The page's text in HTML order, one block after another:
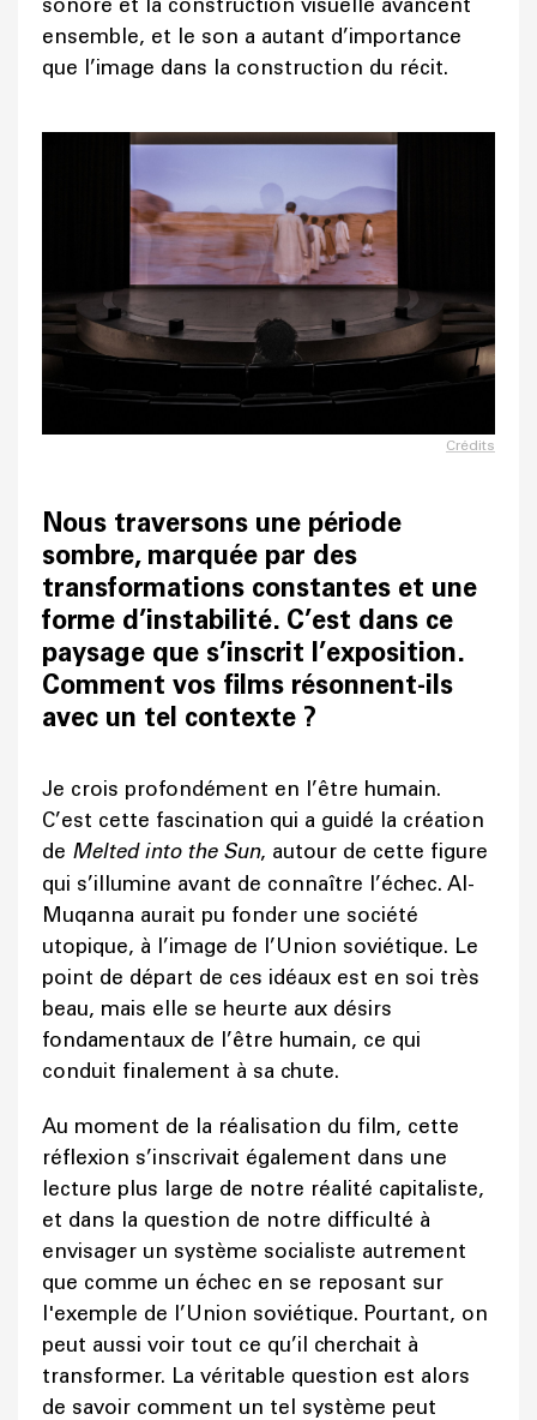
ensemble, et le son a autant d’importance
que l’image dans la construction du récit.
Crédits
Nous traversons une période
sombre, marquée par des
transformations constantes et une
forme d’instabilité. C’est dans ce
paysage que s’inscrit l’exposition.
Comment vos films résonnent-ils
avec un tel contexte ?
Je crois profondément en l’être humain.
C’est cette fascination qui a guidé la création
de Melted into the Sun, autour de cette figure
qui s’illumine avant de connaître l’échec. Al-
Muqanna aurait pu fonder une société
utopique, à l’image de l’Union soviétique. Le
point de départ de ces idéaux est en soi très
beau, mais elle se heurte aux désirs
fondamentaux de l’être humain, ce qui
conduit finalement à sa chute.
Au moment de la réalisation du film, cette
réflexion s’inscrivait également dans une
lecture plus large de notre réalité capitaliste,
et dans la question de notre difficulté à
envisager un système socialiste autrement
que comme un échec en se reposant sur
l'exemple de l’Union soviétique. Pourtant, on
peut aussi voir tout ce qu’il cherchait à
transformer. La véritable question est alors
de savoir comment un tel système peut